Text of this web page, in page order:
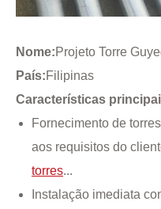
Nome:Projeto Torre
País:Filipinas
Características
Fornecimento de
aos requisitos do
torres...
Instalação imediata